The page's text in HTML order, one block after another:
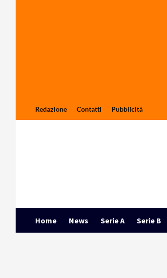
Redazione Contatti Pubblicità
Home News Serie A Serie B